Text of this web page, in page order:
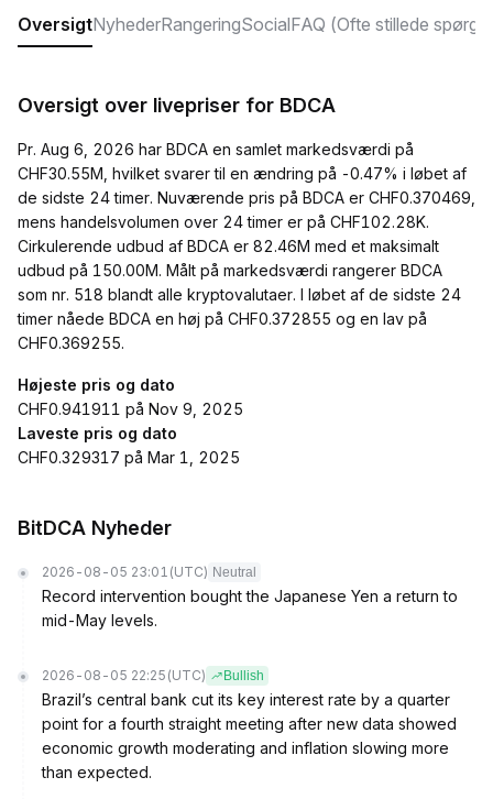
OversigtNyhederRangeringSocialFAQ (Ofte stillede
Oversigt over livepriser for BDCA
Pr. Aug 6, 2026 har BDCA en samlet markedsværdi på
CHF30.55M, hvilket svarer til en ændring på -0.47% i løbet af
de sidste 24 timer. Nuværende pris på BDCA er CHF0.370469,
mens handelsvolumen over 24 timer er på CHF102.28K.
Cirkulerende udbud af BDCA er 82.46M med et maksimalt
udbud på 150.00M. Målt på markedsværdi rangerer BDCA
som nr. 518 blandt alle kryptovalutaer. I løbet af de sidste 24
timer nåede BDCA en høj på CHF0.372855 og en lav på
CHF0.369255.
Højeste pris og dato
CHF0.941911 på Nov 9, 2025
Laveste pris og dato
CHF0.329317 på Mar 1, 2025
BitDCA Nyheder
2026-08-05 23:01 (UTC) Neutral
Record intervention bought the Japanese Yen a return to
mid-May levels.
2026-08-05 22:25 (UTC) Bullish
Brazil’s central bank cut its key interest rate by a quarter
point for a fourth straight meeting after new data showed
economic growth moderating and inflation slowing more
than expected.